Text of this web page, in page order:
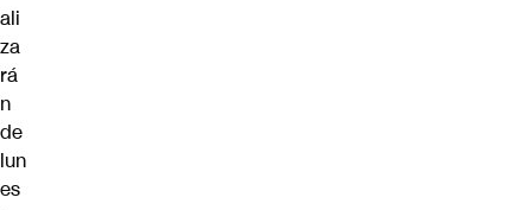
ali
za
rá
n
de
lun
es